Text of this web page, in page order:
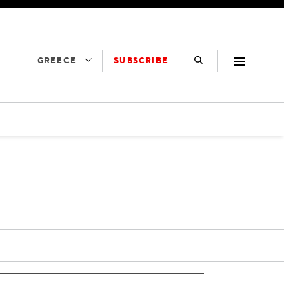
GREECE SUBSCRIBE